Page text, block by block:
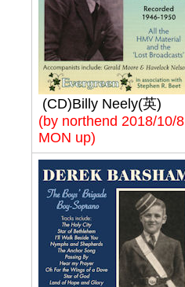
(CD)Billy Neely(英)
(by northend 2018/10/8
MON up)